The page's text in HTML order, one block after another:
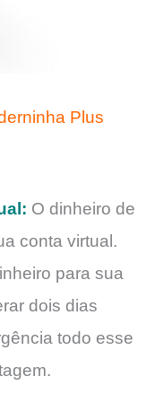
Plus
O dinheiro de
conta virtual.
para sua
dois dias
todo esse